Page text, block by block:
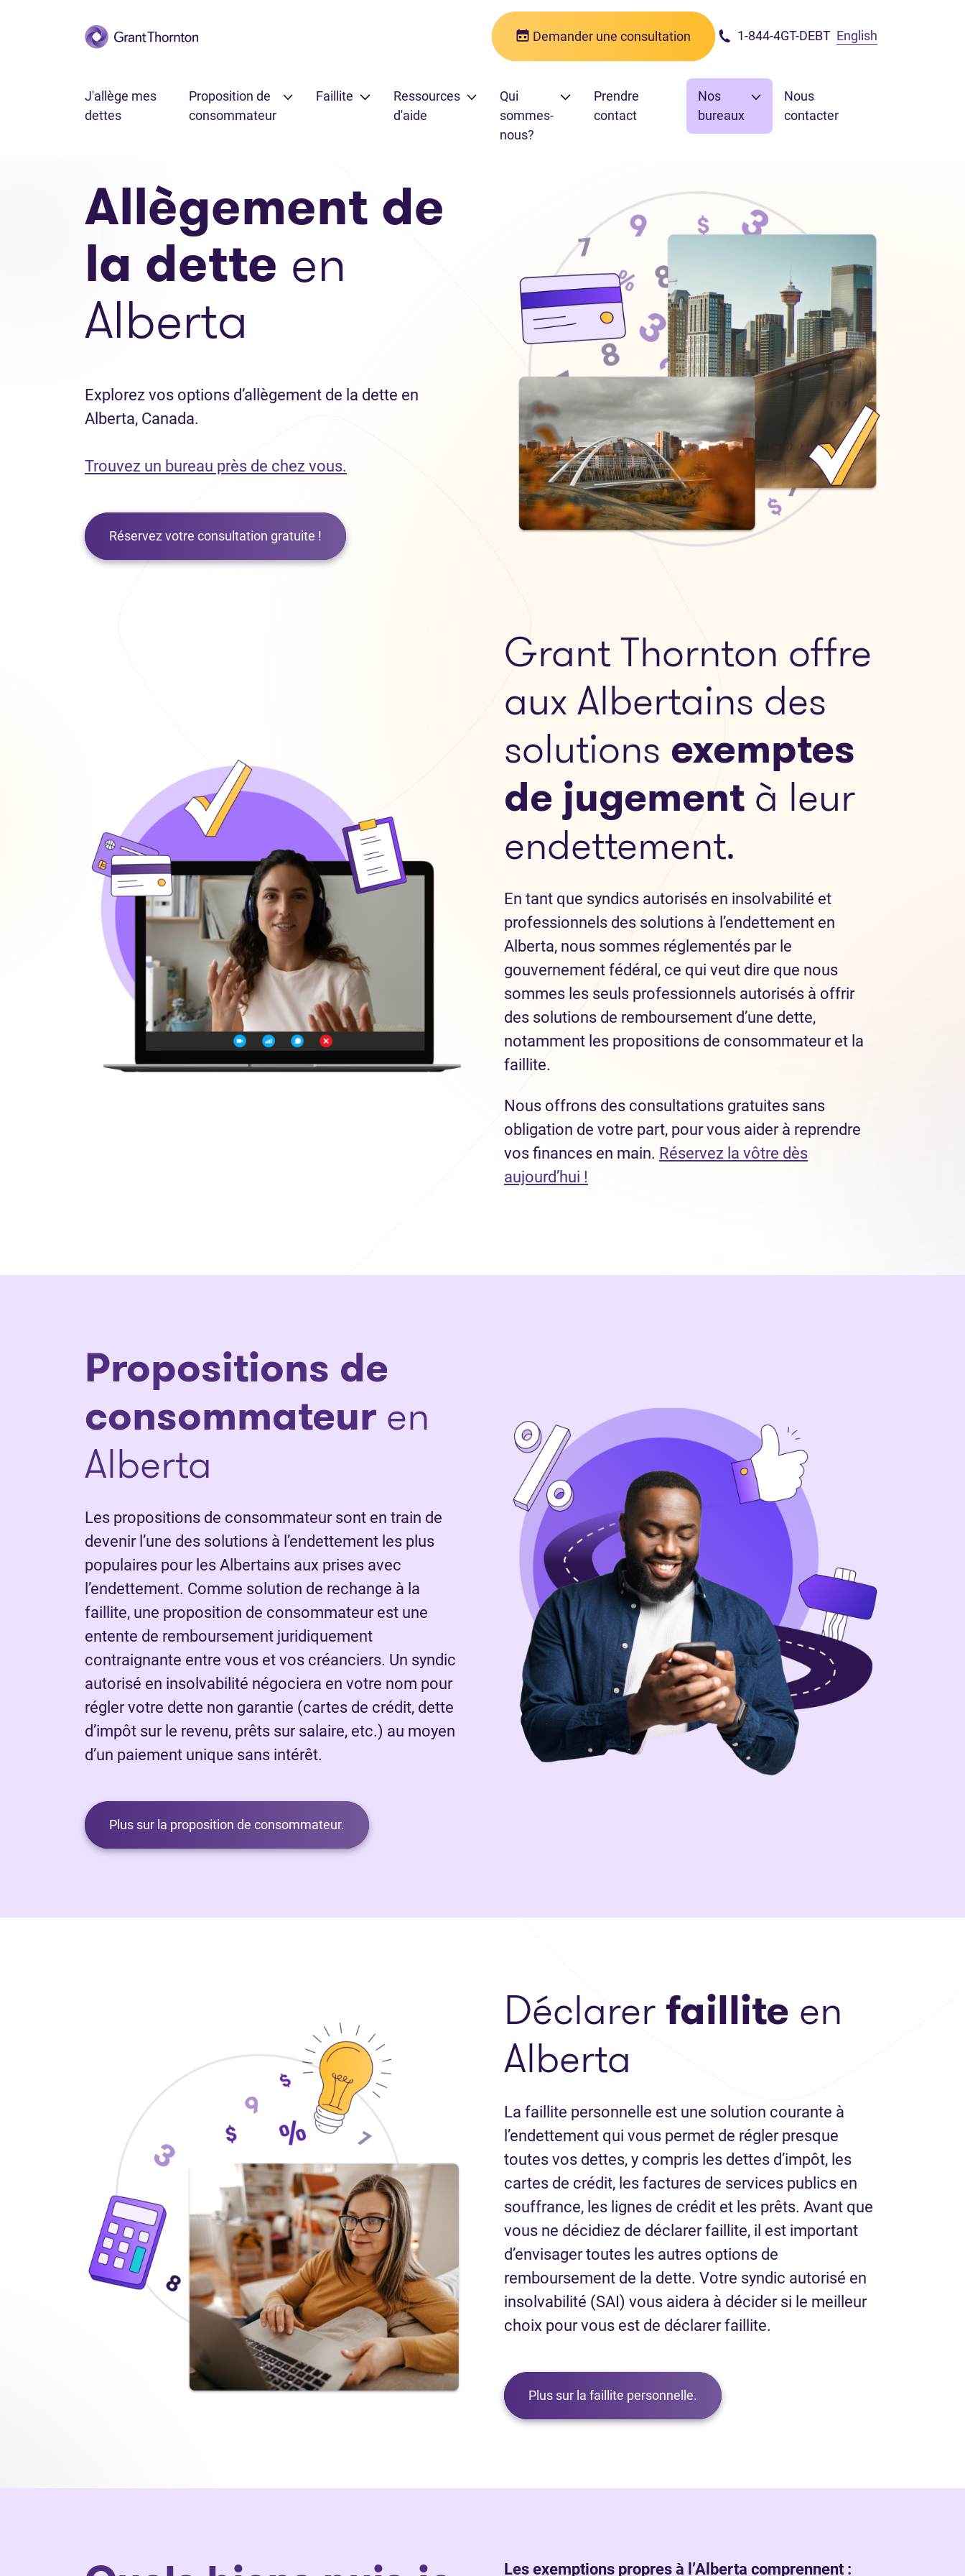
Passer au contenu principal Demander une consultation 1-844-4GT-DEBT English
J'allège mes
dettes
Proposition de
consommateur
Faillite
Ressources
d'aide
Qui
sommes-
nous?
Prendre
contact
Nos
bureaux
Nous
contacter
Allègement de
la dette en
Alberta
Explorez vos options d’allègement de la dette en
Alberta, Canada.
Trouvez un bureau près de chez vous.
Réservez votre consultation gratuite !
Grant Thornton offre
aux Albertains des
solutions exemptes
de jugement à leur
endettement.
En tant que syndics autorisés en insolvabilité et
professionnels des solutions à l’endettement en
Alberta, nous sommes réglementés par le
gouvernement fédéral, ce qui veut dire que nous
sommes les seuls professionnels autorisés à offrir
des solutions de remboursement d’une dette,
notamment les propositions de consommateur et la
faillite.
Nous offrons des consultations gratuites sans
obligation de votre part, pour vous aider à reprendre
vos finances en main. Réservez la vôtre dès
aujourd’hui !
Propositions de
consommateur en
Alberta
Les propositions de consommateur sont en train de
devenir l’une des solutions à l’endettement les plus
populaires pour les Albertains aux prises avec
l’endettement. Comme solution de rechange à la
faillite, une proposition de consommateur est une
entente de remboursement juridiquement
contraignante entre vous et vos créanciers. Un syndic
autorisé en insolvabilité négociera en votre nom pour
régler votre dette non garantie (cartes de crédit, dette
d’impôt sur le revenu, prêts sur salaire, etc.) au moyen
d’un paiement unique sans intérêt.
Plus sur la proposition de consommateur.
Déclarerfaillite en
Alberta
La faillite personnelle est une solution courante à
l’endettement qui vous permet de régler presque
toutes vos dettes, y compris les dettes d’impôt, les
cartes de crédit, les factures de services publics en
souffrance, les lignes de crédit et les prêts. Avant que
vous ne décidiez de déclarer faillite, il est important
d’envisager toutes les autres options de
remboursement de la dette. Votre syndic autorisé en
insolvabilité (SAI) vous aidera à décider si le meilleur
choix pour vous est de déclarer faillite.
Plus sur la faillite personnelle.
Les exemptions propres à l’Alberta comprennent :